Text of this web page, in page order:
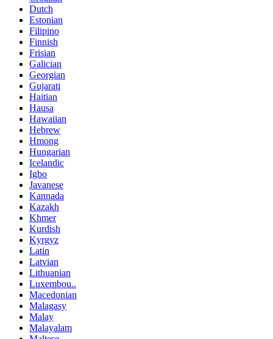
Dutch
Estonian
Filipino
Finnish
Frisian
Galician
Georgian
Gujarati
Haitian
Hausa
Hawaiian
Hebrew
Hmong
Hungarian
Icelandic
Igbo
Javanese
Kannada
Kazakh
Khmer
Kurdish
Kyrgyz
Latin
Latvian
Lithuanian
Luxembou..
Macedonian
Malagasy
Malay
Malayalam